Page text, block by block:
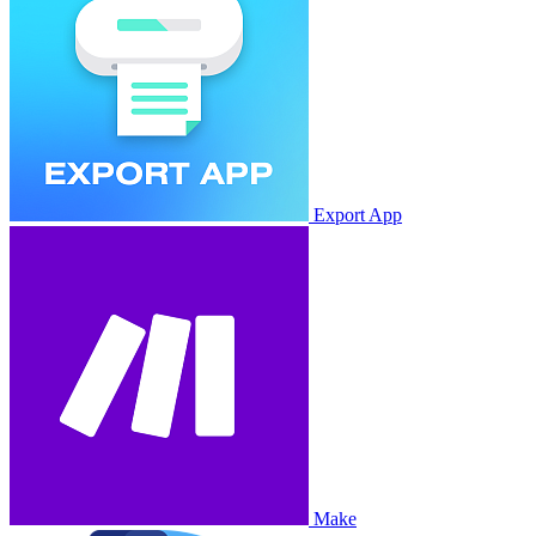
Export App
Make